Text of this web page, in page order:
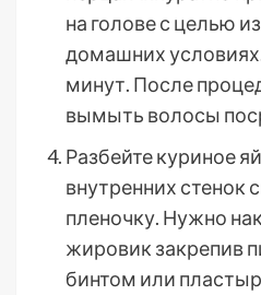
на голове с целью
домашних
минут. После
вымыть волосы
Разбейте куриное
внутренних стенок
пленочку. Нужно
жировик закрепив
бинтом или